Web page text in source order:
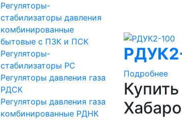
Регуляторы-
стабилизаторы давления
комбинированные
бытовые с ПЗК и ПСК
Регуляторы-
стабилизаторы РС
Регуляторы давления газа
РДСК
Регуляторы давления газа
комбинированные РДНК
Подробнее